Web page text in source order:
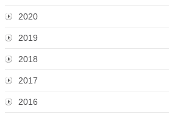
2020
2019
2018
2017
2016